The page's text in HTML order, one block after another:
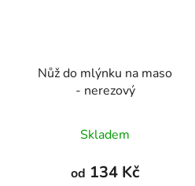
Nůž do mlýnku na maso
- nerezový
Skladem
od 134 Kč